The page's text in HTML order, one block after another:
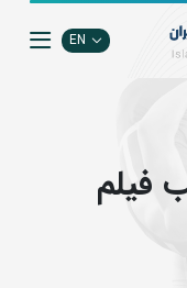
EN
فيلم